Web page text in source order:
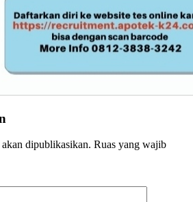
dipublikasikan. Ruas yang wajib